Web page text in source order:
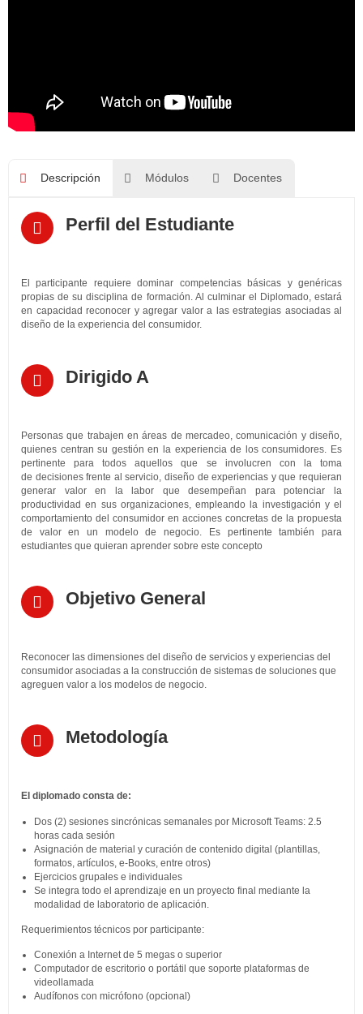
Descripción Módulos Docentes
Perfil del Estudiante
El participante requiere dominar competencias básicas y genéricas
propias de su disciplina de formación. Al culminar el Diplomado, estará
en capacidad reconocer y agregar valor a las estrategias asociadas al
diseño de la experiencia del consumidor.
Dirigido A
Personas que trabajen en áreas de mercadeo, comunicación y diseño,
quienes centran su gestión en la experiencia de los consumidores. Es
pertinente para todos aquellos que se involucren con la toma
de decisiones frente al servicio, diseño de experiencias y que requieran
generar valor en la labor que desempeñan para potenciar la
productividad en sus organizaciones, empleando la investigación y el
comportamiento del consumidor en acciones concretas de la propuesta
de valor en un modelo de negocio. Es pertinente también para
estudiantes que quieran aprender sobre este concepto
Objetivo General
Reconocer las dimensiones del diseño de servicios y experiencias del
consumidor asociadas a la construcción de sistemas de soluciones que
agreguen valor a los modelos de negocio.
Metodología
El diplomado consta de:
Dos (2) sesiones sincrónicas semanales por Microsoft Teams: 2.5
horas cada sesión
Asignación de material y curación de contenido digital (plantillas,
formatos, artículos, e-Books, entre otros)
Ejercicios grupales e individuales
Se integra todo el aprendizaje en un proyecto final mediante la
modalidad de laboratorio de aplicación.
Requerimientos técnicos por participante:
Conexión a Internet de 5 megas o superior
Computador de escritorio o portátil que soporte plataformas de
videollamada
Audífonos con micrófono (opcional)